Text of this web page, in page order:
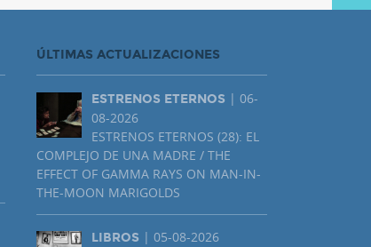
ÚLTIMAS ACTUALIZACIONES
ESTRENOS ETERNOS | 06-
08-2026
ESTRENOS ETERNOS (28): EL
COMPLEJO DE UNA MADRE / THE
EFFECT OF GAMMA RAYS ON MAN-IN-
THE-MOON MARIGOLDS
LIBROS | 05-08-2026